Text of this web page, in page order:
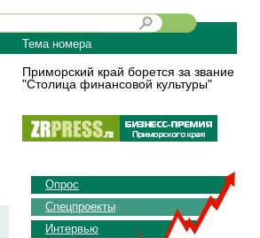
Тема номера
Приморский край борется за звание
"Столица финансовой культуры"
Опрос
Спецпроекты
Интервью